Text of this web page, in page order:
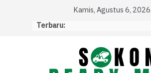
Kamis, Agustus 6, 2026
Terbaru: